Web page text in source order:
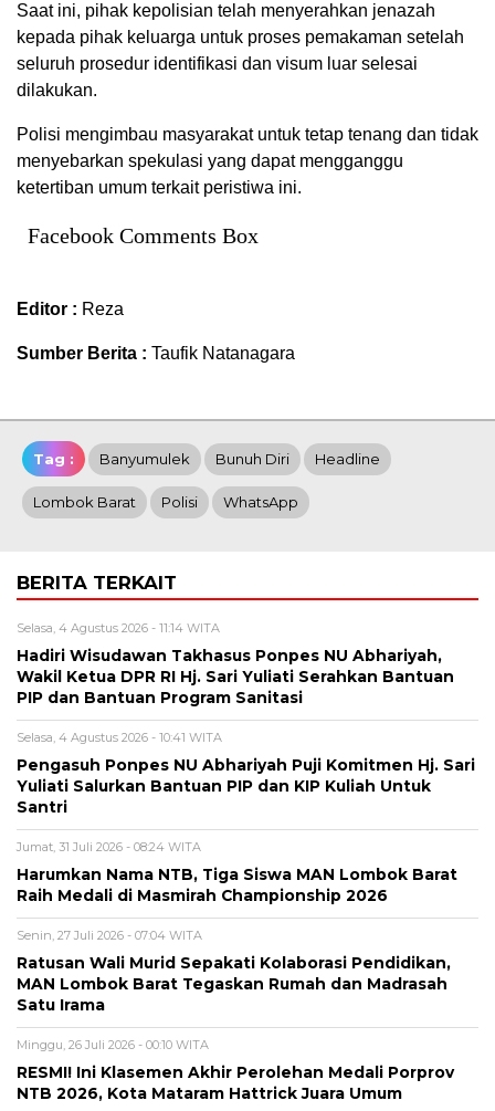
Saat ini, pihak kepolisian telah menyerahkan jenazah
kepada pihak keluarga untuk proses pemakaman setelah
seluruh prosedur identifikasi dan visum luar selesai
dilakukan.
Polisi mengimbau masyarakat untuk tetap tenang dan tidak
menyebarkan spekulasi yang dapat mengganggu
ketertiban umum terkait peristiwa ini.
Facebook Comments Box
Editor : Reza
Sumber Berita : Taufik Natanagara
Tag : Banyumulek Bunuh Diri Headline
Lombok Barat Polisi WhatsApp
BERITA TERKAIT
Selasa, 4 Agustus 2026 - 11:14 WITA
Hadiri Wisudawan Takhasus Ponpes NU Abhariyah,
Wakil Ketua DPR RI Hj. Sari Yuliati Serahkan Bantuan
PIP dan Bantuan Program Sanitasi
Selasa, 4 Agustus 2026 - 10:41 WITA
Pengasuh Ponpes NU Abhariyah Puji Komitmen Hj. Sari
Yuliati Salurkan Bantuan PIP dan KIP Kuliah Untuk
Santri
Jumat, 31 Juli 2026 - 08:24 WITA
Harumkan Nama NTB, Tiga Siswa MAN Lombok Barat
Raih Medali di Masmirah Championship 2026
Senin, 27 Juli 2026 - 07:04 WITA
Ratusan Wali Murid Sepakati Kolaborasi Pendidikan,
MAN Lombok Barat Tegaskan Rumah dan Madrasah
Satu Irama
Minggu, 26 Juli 2026 - 00:10 WITA
RESMI! Ini Klasemen Akhir Perolehan Medali Porprov
NTB 2026, Kota Mataram Hattrick Juara Umum